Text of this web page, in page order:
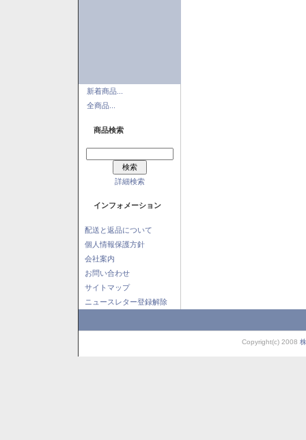
新着商品...
全商品...
商品検索
詳細検索
インフォメーション
配送と返品について
個人情報保護方針
会社案内
お問い合わせ
サイトマップ
ニュースレター登録解除
Copyright(c) 2008